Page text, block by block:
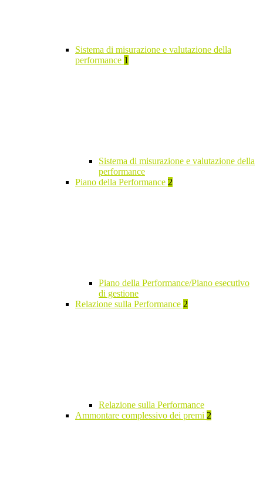
Sistema di misurazione e valutazione della
performance 1
Sistema di misurazione e valutazione della
performance
Piano della Performance 2
Piano della Performance/Piano esecutivo
di gestione
Relazione sulla Performance 2
Relazione sulla Performance
Ammontare complessivo dei premi 2